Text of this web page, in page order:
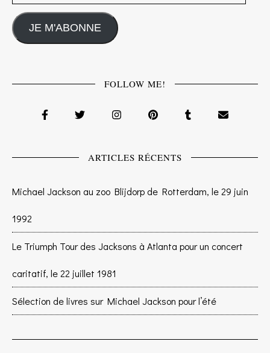
JE M'ABONNE
FOLLOW ME!
ARTICLES RÉCENTS
Michael Jackson au zoo Blijdorp de Rotterdam, le 29 juin
1992
Le Triumph Tour des Jacksons à Atlanta pour un concert
caritatif, le 22 juillet 1981
Sélection de livres sur Michael Jackson pour l’été